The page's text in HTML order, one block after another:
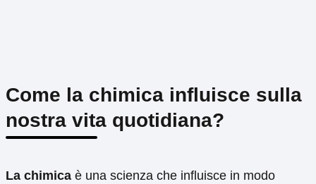
Come la chimica influisce sulla
nostra vita quotidiana?
La chimica è una scienza che influisce in modo